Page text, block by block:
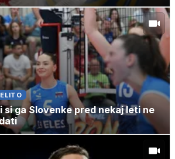
si ga Slovenke pred nekaj leti ne